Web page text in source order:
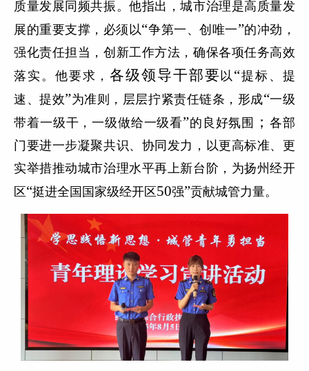
质量发展同频共振。他指出，城市治理是高质量发
展的重要支撑，必须以“争第一、创唯一”的冲劲，
强化责任担当，创新工作方法，确保各项任务高效
落实。他要求，各级领导干部要 以 “提标、提
速、提效”为准则，层层拧紧责任链条，形成“一级
带着一级干，一级做给一级看”的良好氛围 ； 各部
门要进一步凝聚共识、协同发力，以更高标准、更
实举措推动城市治理水平再上新台阶，为扬州经开
区“挺进全国国家级经开区50强”贡献城管力量。